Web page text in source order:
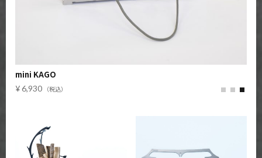
mini KAGO
6,930